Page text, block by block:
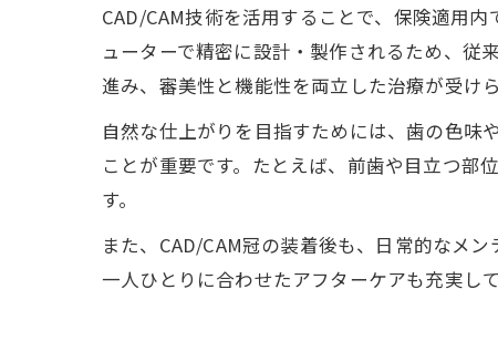
CAD/CAM技術を活用することで、保険適用
ューターで精密に設計・製作されるため、従
進み、審美性と機能性を両立した治療が受け
自然な仕上がりを目指すためには、歯の色味
ことが重要です。たとえば、前歯や目立つ部
す。
また、CAD/CAM冠の装着後も、日常的なメ
一人ひとりに合わせたアフターケアも充実し